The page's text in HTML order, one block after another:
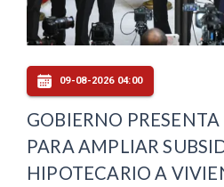
09-08-2026 04:00
GOBIERNO PRESENTA
PARA AMPLIAR
HIPOTECARIO A